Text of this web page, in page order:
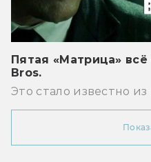
Пятая «Матрица»
Bros.
Это стало известно